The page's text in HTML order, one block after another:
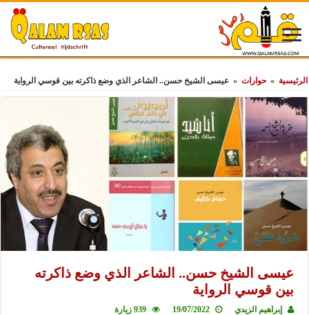
الرئيسية » حوارات » عيسى الشيخ حسن.. الشاعر الذي وضع ذاكرته بين قوسي الرواية
عيسى الشيخ حسن.. الشاعر الذي وضع ذاكرته
بين قوسي الرواية
إبراهيم الزيدي 19/07/2022 939 زيارة